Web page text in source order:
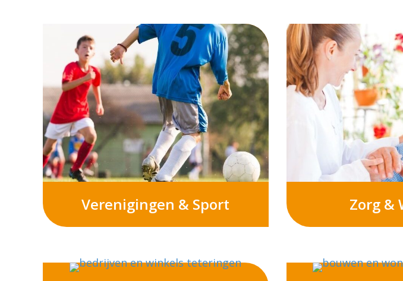
Verenigingen & Sport Zorg &